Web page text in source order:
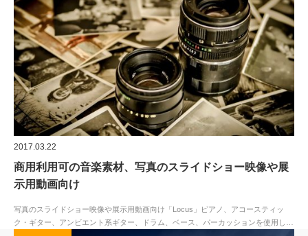
2017.03.22
商用利用可の音楽素材、写真のスライドショー映像や展
示用動画向け
写真のスライドショー映像や展示用動画向け「Locus」ピアノ、アコースティッ
ク・ギター、アンビエント系ギター、ドラム、ベース、パーカッションを使用し…